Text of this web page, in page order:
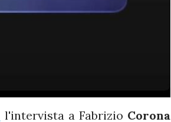
l'intervista a Fabrizio Corona